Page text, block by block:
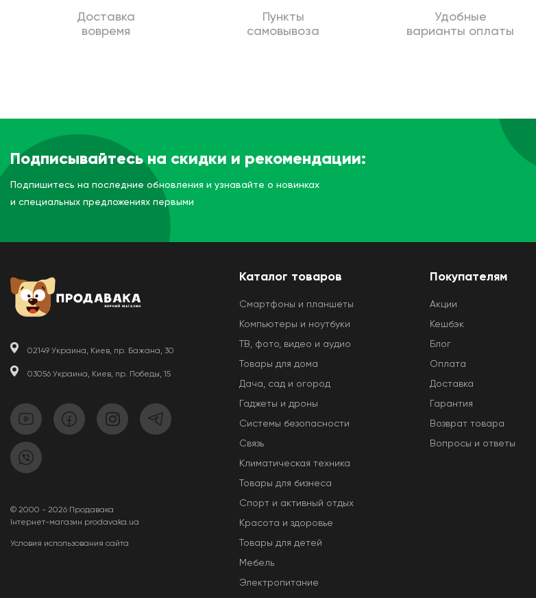
Доставка
вовремя
Пункты
самовывоза
Удобные
варианты оплаты
Подписывайтесь на скидки и рекомендации:
Подпишитесь на последние обновления и узнавайте о новинках
и специальных предложениях первыми
02149 Украина, Киев, пр. Бажана, 30
03056 Украина, Киев, пр. Победы, 15
© 2000 - 2026 Продавака
Інтернет-магазин prodavaka.ua
Условия использования сайта
Каталог товаров
Смартфоны и планшеты
Компьютеры и ноутбуки
ТВ, фото, видео и аудио
Товары для дома
Дача, сад и огород
Гаджеты и дроны
Системы безопасности
Связь
Климатическая техника
Товары для бизнеса
Спорт и активный отдых
Красота и здоровье
Товары для детей
Мебель
Электропитание
Покупателям
Акции
Кешбэк
Блог
Оплата
Доставка
Гарантия
Возврат товара
Вопросы и ответы